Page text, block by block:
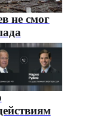
не смог